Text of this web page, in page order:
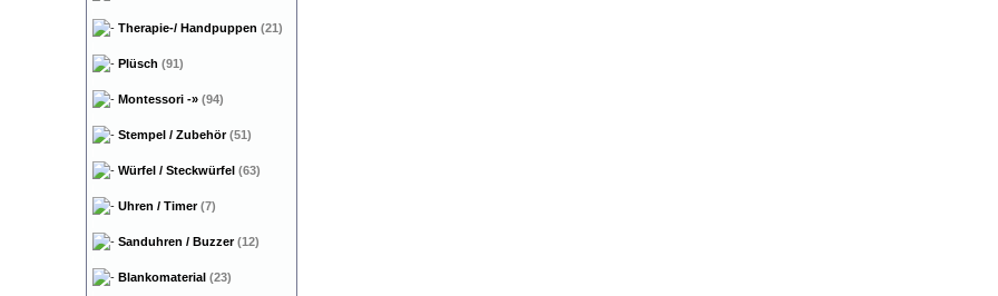
Therapie-/ Handpuppen (21)
Plüsch (91)
Montessori -» (94)
Stempel / Zubehör(51)
Würfel / Steckwürfel (63)
Uhren / Timer(7)
Sanduhren / Buzzer(12)
Blankomaterial (23)